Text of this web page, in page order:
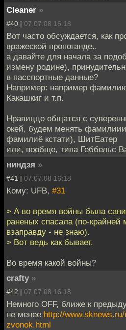
Cleaner »
#40 | 07.07.08 16:18
Вот часто обсуждается, как
вражеской пропоганде..
а давайте для начала за
измену родине),
в пасспортные данные?
Например: например
Какашкиг и т.п.
Нравиццо общатся с
окей, будем менять
фамилиё кстати), ШитЕатер
или, вообще, типа Геббельс
ниндзя »
#41 | 07.07.08 16:18
Кому: UFB, #31
> А во время войны была
раненых спасала (по-крайней
взаправду - не знаю).
> Вот ведь как бывает.
Во время какой войны?
crafty »
#42 | 07.07.08 16:18
Немного OFF, ближе к
не менее http://
zvonok.html